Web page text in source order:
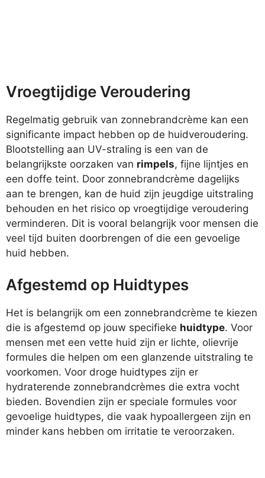
Vroegtijdige Veroudering
Regelmatig gebruik van zonnebrandcrème kan een
significante impact hebben op de huidveroudering.
Blootstelling aan UV-straling is een van de
belangrijkste oorzaken van rimpels, fijne lijntjes en
een doffe teint. Door zonnebrandcrème dagelijks
aan te brengen, kan de huid zijn jeugdige uitstraling
behouden en het risico op vroegtijdige veroudering
verminderen. Dit is vooral belangrijk voor mensen die
veel tijd buiten doorbrengen of die een gevoelige
huid hebben.
Afgestemd op Huidtypes
Het is belangrijk om een zonnebrandcrème te kiezen
die is afgestemd op jouw specifieke huidtype. Voor
mensen met een vette huid zijn er lichte, olievrije
formules die helpen om een glanzende uitstraling te
voorkomen. Voor droge huidtypes zijn er
hydraterende zonnebrandcrèmes die extra vocht
bieden. Bovendien zijn er speciale formules voor
gevoelige huidtypes, die vaak hypoallergeen zijn en
minder kans hebben om irritatie te veroorzaken.